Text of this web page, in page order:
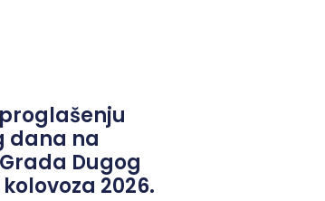
dana na
Dugog
2026.